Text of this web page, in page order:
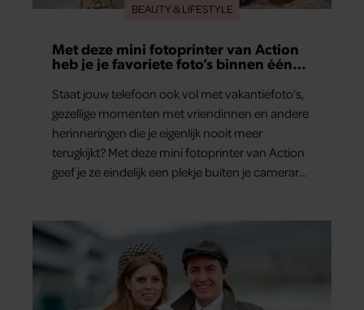
BEAUTY & LIFESTYLE
Met deze mini fotoprinter van Action
heb je je favoriete foto’s binnen één
Staat jouw telefoon ook vol met vakantiefoto’s,
gezellige momenten met vriendinnen en andere
herinneringen die je eigenlijk nooit meer
terugkijkt? Met deze mini fotoprinter van Action
geef je ze eindelijk een plekje buiten je camerarol.